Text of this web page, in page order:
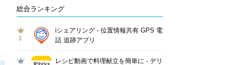
総合ランキング
1
iシェアリング - 位置情報共有 GPS 電
話 追跡アプリ
レシピ動画で料理献立を簡単‪に - デリ